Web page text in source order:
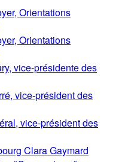
Orientations
Orientations
vice-présidente des
vice-président des
vice-président des
Clara Gaymard